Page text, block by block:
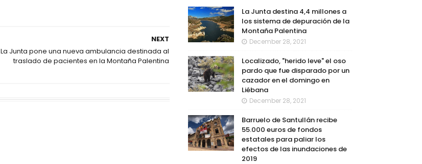
NEXT
La Junta pone una nueva ambulancia destinada al
traslado de pacientes en la Montaña Palentina
La Junta destina 4,4 millones a
los sistema de depuración de la
Montaña Palentina
December 28, 2021
Localizado, "herido leve" el oso
pardo que fue disparado por un
cazador en el domingo en
Liébana
December 28, 2021
Barruelo de Santullán recibe
55.000 euros de fondos
estatales para paliar los
efectos de las inundaciones de
2019